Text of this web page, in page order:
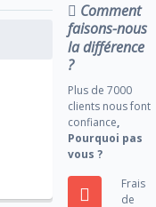
Comment
faisons-nous
la différence
?
Plus de 7000
clients nous font
confiance,
Pourquoi pas
vous ?
Frais
de